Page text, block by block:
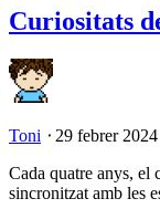
Curiositats
Toni ⋅ 29 febrer 2024
Cada quatre anys, el
sincronitzat amb les